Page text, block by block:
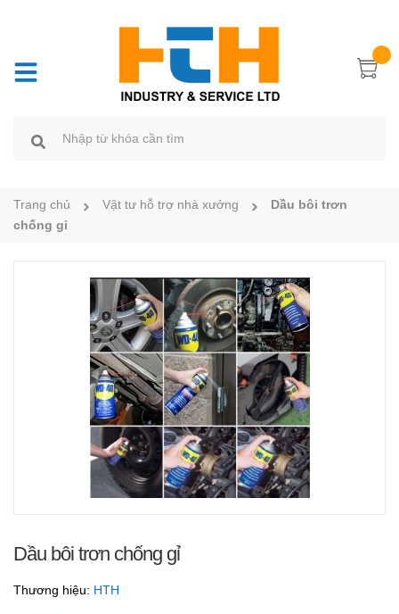
Trang chủ Vật tư hỗ trợ nhà xưởng
Dầu bôi trơn
chống gỉ
Dầu bôi trơn chống gỉ
Thương hiệu: HTH